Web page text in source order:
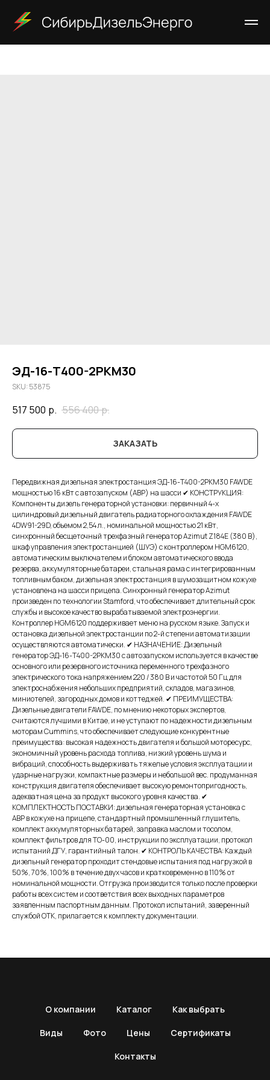
ЭД-16-Т400-2РКМ30
SKU: 53875
517 500 р. 556 400р.
ЗАКАЗАТЬ
Передвижная дизельная электростанция ЭД-16-Т400-2РКМ30 FAWDE
мощностью 16 кВт с автозапуском (АВР) на шасси ✔ КОНСТРУКЦИЯ:
Компоненты дизель генераторной установки: первичный 4-х
цилиндровый дизельный двигатель радиаторного охлаждения FAWDE
4DW91-29D, объемом 2,54 л., номинальной мощностью 21 кВт,
синхронный бесщеточный трехфазный генератор Azimut Z184E (380 В),
шкаф управления электростанцией (ШУЭ) с контроллером HGM6120,
автоматическим выключателем и блоком автоматического ввода
резерва, аккумуляторные батареи, стальная рама с интегрированным
топливным баком, дизельная электростанция в шумозащитном кожухе
установлена на шасси прицепа. Синхронный генератор Azimut
произведен по технологии Stamford, что обеспечивает длительный срок
службы и высокое качество вырабатываемой электроэнергии.
Контроллер HGM6120 поддерживает меню на русском языке. Запуск и
остановка дизельной электростанции по 2-й степени автоматизации
осуществляются автоматически. ✔ НАЗНАЧЕНИЕ: Дизельный
генератор ЭД-16-Т400-2РКМ30 с автозапуском используется в качестве
основного или резервного источника переменного трехфазного
электрического тока напряжением 220 / 380 В и частотой 50 Гц для
электроснабжения небольших предприятий, складов, магазинов,
миниотелей, загородных домов и коттеджей. ✔ ПРЕИМУЩЕСТВА:
Дизельные двигатели FAWDE, по мнению некоторых экспертов,
считаются лучшими в Китае, и не уступают по надежности дизельным
моторам Cummins, что обеспечивает следующие конкурентные
преимущества: высокая надежность двигателя и большой моторесурс,
экономичный уровень расхода топлива, низкий уровень шума и
вибраций, способность выдерживать тяжелые условия эксплуатации и
ударные нагрузки, компактные размеры и небольшой вес. продуманная
конструкция двигателя обеспечивает высокую ремонтопригодность,
адекватная цена за продукт высокого уровня качества. ✔
КОМПЛЕКТНОСТЬ ПОСТАВКИ: дизельная генераторная установка с
АВР в кожухе на прицепе, стандартный промышленный глушитель,
комплект аккумуляторных батарей, заправка маслом и тосолом,
комплект фильтров для ТО-00, инструкции по эксплуатации, протокол
испытаний ДГУ, гарантийный талон. ✔ КОНТРОЛЬ КАЧЕСТВА: Каждый
дизельный генератор проходит стендовые испытания под нагрузкой в
50%, 70%, 100% в течение двух часов и кратковременно в 110% от
номинальной мощности. Отгрузка производится только после проверки
работы всех систем и соответствия всех выходных параметров
заявленным паспортным данным. Протокол испытаний, заверенный
службой ОТК, прилагается к комплекту документации.
О компании Каталог Как выбрать
Виды Фото Цены Сертификаты
Контакты